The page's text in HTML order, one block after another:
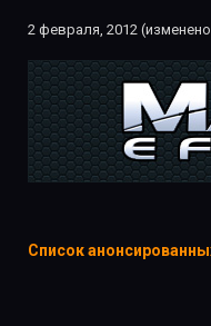
2 февраля, 2012
Список